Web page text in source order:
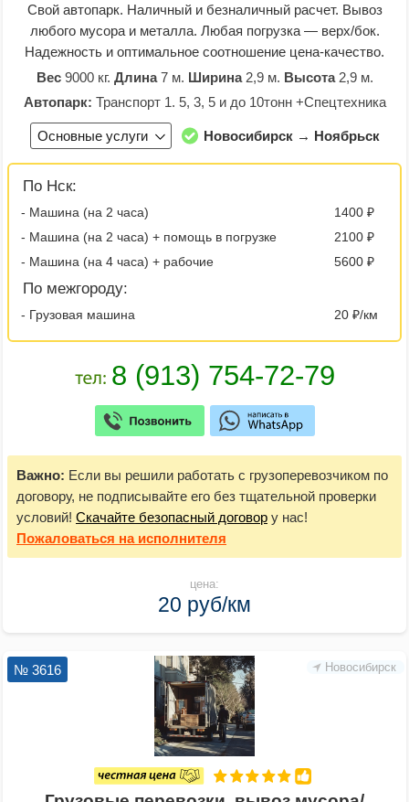
Свой автопарк. Наличный и безналичный расчет. Вывоз
любого мусора и металла. Любая погрузка — верх/бок.
Надежность и оптимальное соотношение цена-качество.
Вес9000 кг. Длина7 м. Ширина2,9 м. Высота2,9 м.
Автопарк: Транспорт 1. 5, 3, 5 и до 10тонн +Спецтехника
Основные услуги Новосибирск → Ноябрьск
По Нск:
- Машина (на 2 часа)
1400 ₽
- Машина (на 2 часа) + помощь в погрузке
2100 ₽
- Машина (на 4 часа) + рабочие
5600 ₽
По межгороду:
- Грузовая машина 20 ₽/км
Важно: Если вы решили работать с грузоперевозчиком по
договору, не подписывайте его без тщательной проверки
условий! Скачайте безопасный договор у нас!
Пожаловаться на исполнителя
цена:
20 руб/км
Новосибирск
№ 3616